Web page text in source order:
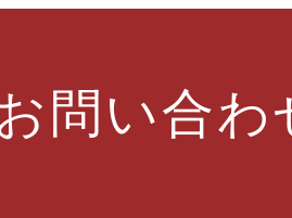
問い合わ
索